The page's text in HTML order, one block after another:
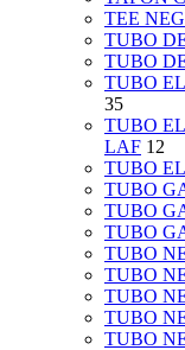
TEE
TUBO
TUBO
TUBO
35
TUBO
LAF 12
TUBO
TUBO
TUBO
TUBO
TUBO
TUBO
TUBO
TUBO
TUBO